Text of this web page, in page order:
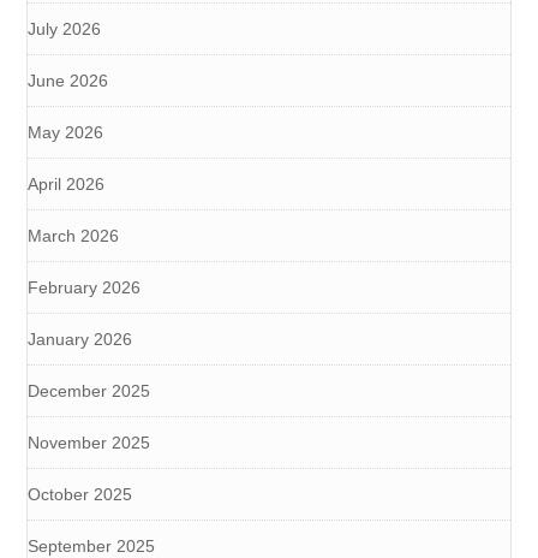
July 2026
June 2026
May 2026
April 2026
March 2026
February 2026
January 2026
December 2025
November 2025
October 2025
September 2025